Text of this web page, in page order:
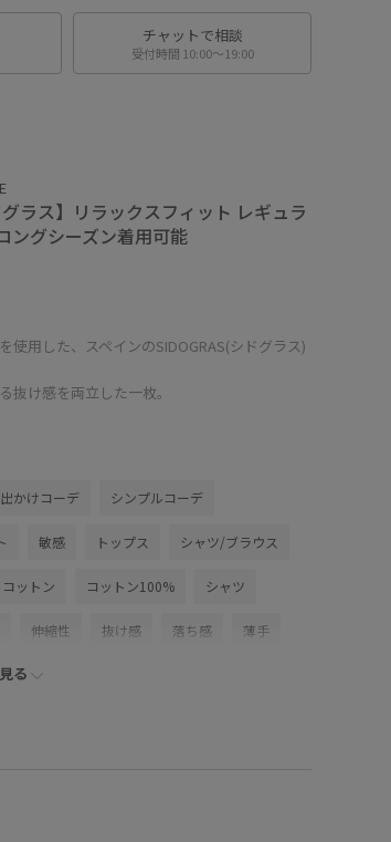
チャットで相談
受付時間 10:00〜19:00
グラス】リラックスフィット レギュラ
ングシーズン着用可能
使用した、スペインのSIDOGRAS(シドグラス)
抜け感を両立した一枚。
かけコーデ シンプルコーデ
敏感 トップス シャツ/ブラウス
コットン コットン100% シャツ
伸縮性 抜け感 落ち感 薄手
る